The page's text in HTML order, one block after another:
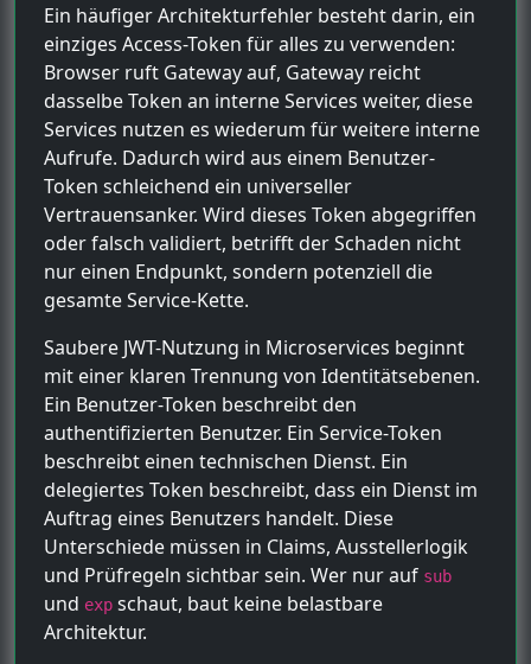
Ein häufiger Architekturfehler besteht darin, ein
einziges Access-Token für alles zu verwenden:
Browser ruft Gateway auf, Gateway reicht
dasselbe Token an interne Services weiter, diese
Services nutzen es wiederum für weitere interne
Aufrufe. Dadurch wird aus einem Benutzer-
Token schleichend ein universeller
Vertrauensanker. Wird dieses Token abgegriffen
oder falsch validiert, betrifft der Schaden nicht
nur einen Endpunkt, sondern potenziell die
gesamte Service-Kette.
Saubere JWT-Nutzung in Microservices beginnt
mit einer klaren Trennung von Identitätsebenen.
Ein Benutzer-Token beschreibt den
authentifizierten Benutzer. Ein Service-Token
beschreibt einen technischen Dienst. Ein
delegiertes Token beschreibt, dass ein Dienst im
Auftrag eines Benutzers handelt. Diese
Unterschiede müssen in Claims, Ausstellerlogik
und Prüfregeln sichtbar sein. Wer nur auf sub
und exp schaut, baut keine belastbare
Architektur.